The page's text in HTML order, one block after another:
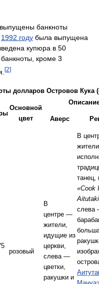
банкноты
1992 году была выпущена
купюра в 50
кроме 3
[2]
долларов Островов Кука
Основной
цвет
Аверс
розовый
В
центре —
жители,
идущие из
церкви,
слева —
цветки,
ракушки и
В
танец,
«Cook
слева